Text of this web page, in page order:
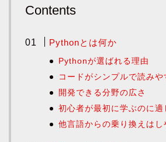
Contents
Pythonとは何か
Pythonが選ばれる理由
コードがシンプルで読みや
開発できる分野の広さ
初心者が最初に学ぶのに適
他言語からの乗り換えはし